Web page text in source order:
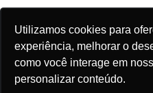
Utilizamos cookies para
experiência, melhorar o
como você interage em
personalizar conteúdo.
SINDITÊXTIL SP - Sindicato das
São Paulo Rua Marquês de Itu, 968 -
SP